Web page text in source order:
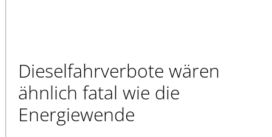
Dieselfahrverbote wären
ähnlich fatal wie die
Energiewende